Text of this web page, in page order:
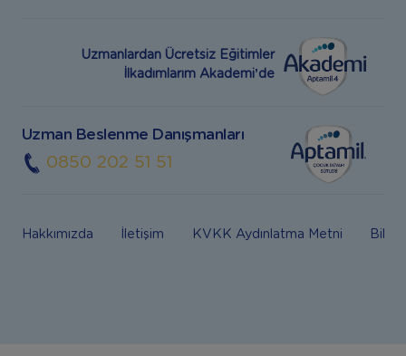
Uzmanlardan Ücretsiz Eğitimler
İlkadımlarım Akademi’de
Uzman Beslenme Danışmanları
0850 202 51 51
Hakkımızda İletişim KVKK Aydınlatma Metni Bilgi